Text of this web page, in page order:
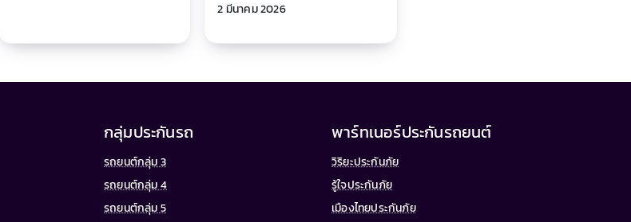
2 มีนาคม 2026
กลุ่มประกันรถ
รถยนต์กลุ่ม 3
รถยนต์กลุ่ม 4
รถยนต์กลุ่ม 5
พาร์ทเนอร์ประกันรถยนต์
วิริยะประกันภัย
รู้ใจประกันภัย
เมืองไทยประกันภัย